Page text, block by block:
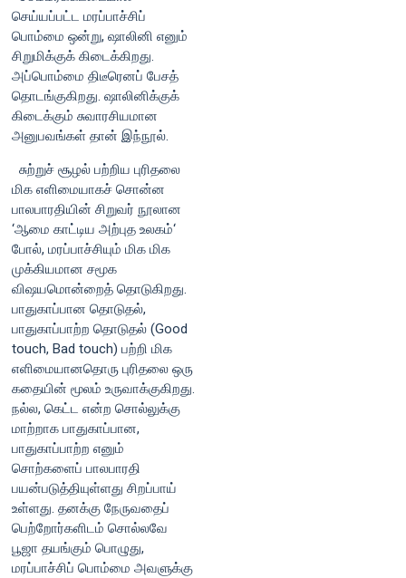
செய்யப்பட்ட மரப்பாச்சிப்
பொம்மை ஒன்று, ஷாலினி எனும்
சிறுமிக்குக் கிடைக்கிறது.
அப்பொம்மை திடீரெனப் பேசத்
தொடங்குகிறது. ஷாலினிக்குக்
கிடைக்கும் சுவாரசியமான
அனுபவங்கள் தான் இந்நூல்.
சுற்றுச் சூழல் பற்றிய புரிதலை
மிக எளிமையாகச் சொன்ன
பாலபாரதியின் சிறுவர் நூலான
‘ஆமை காட்டிய அற்புத உலகம்‘
போல், மரப்பாச்சியும் மிக மிக
முக்கியமான சமூக
விஷயமொன்றைத் தொடுகிறது.
பாதுகாப்பான தொடுதல்,
பாதுகாப்பாற்ற தொடுதல் (Good
touch, Bad touch) பற்றி மிக
எளிமையானதொரு புரிதலை ஒரு
கதையின் மூலம் உருவாக்குகிறது.
நல்ல, கெட்ட என்ற சொல்லுக்கு
மாற்றாக பாதுகாப்பான,
பாதுகாப்பாற்ற எனும்
சொற்களைப் பாலபாரதி
பயன்படுத்தியுள்ளது சிறப்பாய்
உள்ளது. தனக்கு நேருவதைப்
பெற்றோர்களிடம் சொல்லவே
பூஜா தயங்கும் பொழுது,
மரப்பாச்சிப் பொம்மை அவளுக்கு